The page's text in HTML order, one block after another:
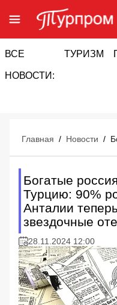
ВСЕ
НОВОСТИ:
ТУРИЗМ
Главная / Новости /
Богатые
Турцию: 90%
Анталии
звездочные
28.11.2024 12:00